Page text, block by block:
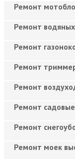
Ремонт
Ремонт
Ремонт
Ремонт
Ремонт
Ремонт
Ремонт
Ремонт моек